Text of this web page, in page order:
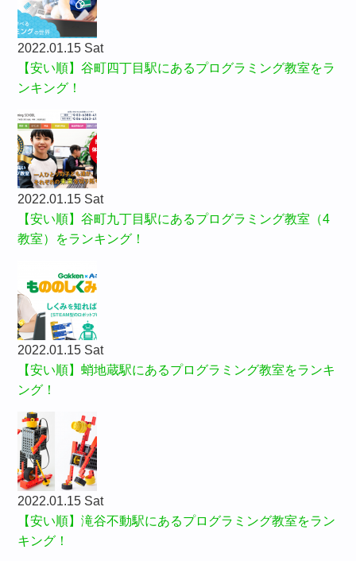
2022.01.15 Sat
【安い順】谷町四丁目駅にあるプログラミング教室をラ
ンキング！
2022.01.15 Sat
【安い順】谷町九丁目駅にあるプログラミング教室（4
教室）をランキング！
2022.01.15 Sat
【安い順】蛸地蔵駅にあるプログラミング教室をランキ
ング！
2022.01.15 Sat
【安い順】滝谷不動駅にあるプログラミング教室をラン
キング！